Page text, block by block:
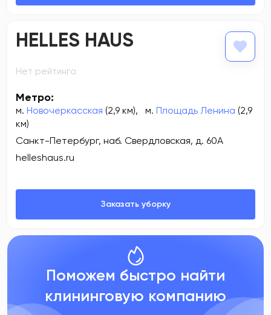
HELLES HAUS
Нет рейтинга
Метро:
м. Новочеркасская (2,9 км), м. Площадь Ленина (2,9
км)
Санкт-Петербург, наб. Свердловская, д. 60А
helleshaus.ru
Поможем быстро найти
клининговую компанию